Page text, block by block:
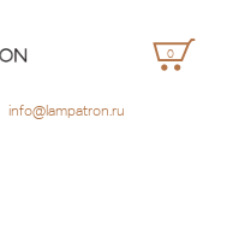
0
info@lampatron.ru